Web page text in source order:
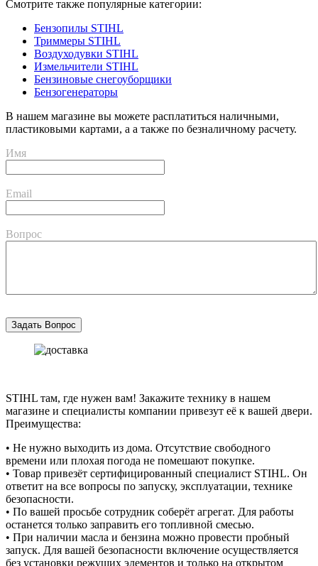
Смотрите также популярные категории:
Бензопилы STIHL
Триммеры STIHL
Воздуходувки STIHL
Измельчители STIHL
Бензиновые снегоуборщики
Бензогенераторы
В нашем магазине вы можете расплатиться наличными,
пластиковыми картами, а а также по безналичному расчету.
Имя
Email
Вопрос
STIHL там, где нужен вам! Закажите технику в нашем
магазине и специалисты компании привезут её к вашей двери.
Преимущества:
• Не нужно выходить из дома. Отсутствие свободного
времени или плохая погода не помешают покупке.
• Товар привезёт сертифицированный специалист STIHL. Он
ответит на все вопросы по запуску, эксплуатации, технике
безопасности.
• По вашей просьбе сотрудник соберёт агрегат. Для работы
останется только заправить его топливной смесью.
• При наличии масла и бензина можно провести пробный
запуск. Для вашей безопасности включение осуществляется
без установки режущих элементов и только на открытом